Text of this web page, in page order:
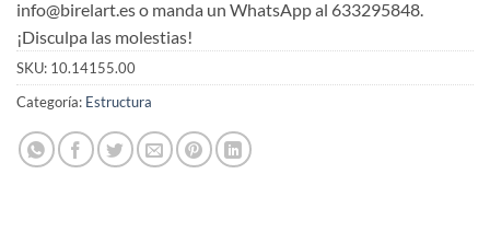
info@birelart.es o manda un WhatsApp al 633295848.
¡Disculpa las molestias!
SKU: 10.14155.00
Categoría: Estructura